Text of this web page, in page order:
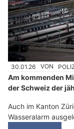
30.01.26 VON
Am kommenden
der Schweiz der
Auch im Kanton
Wasseralarm